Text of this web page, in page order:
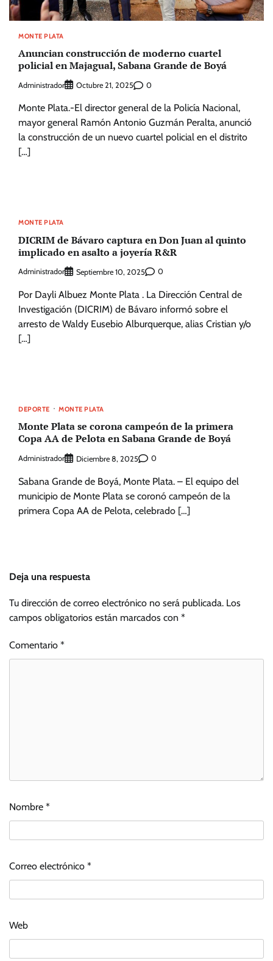
MONTE PLATA
Anuncian construcción de moderno cuartel
policial en Majagual, Sabana Grande de Boyá
Administrador Octubre 21, 2025 0
Monte Plata.-El director general de la Policía Nacional,
mayor general Ramón Antonio Guzmán Peralta, anunció
la construcción de un nuevo cuartel policial en el distrito
[…]
MONTE PLATA
DICRIM de Bávaro captura en Don Juan al quinto
implicado en asalto a joyería R&R
Administrador Septiembre 10, 2025 0
Por Dayli Albuez Monte Plata . La Dirección Central de
Investigación (DICRIM) de Bávaro informó sobre el
arresto de Waldy Eusebio Alburquerque, alias Cristian y/o
[…]
DEPORTE MONTE PLATA
Monte Plata se corona campeón de la primera
Copa AA de Pelota en Sabana Grande de Boyá
Administrador Diciembre 8, 2025 0
Sabana Grande de Boyá, Monte Plata. – El equipo del
municipio de Monte Plata se coronó campeón de la
primera Copa AA de Pelota, celebrado […]
Deja una respuesta
Tu dirección de correo electrónico no será publicada. Los
campos obligatorios están marcados con *
Comentario *
Nombre *
Correo electrónico *
Web